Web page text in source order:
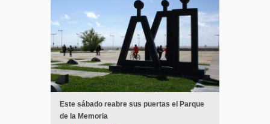
Este sábado reabre sus puertas el Parque
de la Memoria